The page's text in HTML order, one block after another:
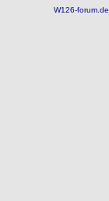
W126-forum.de